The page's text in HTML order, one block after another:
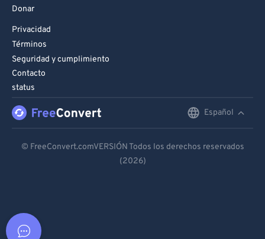
Donar
Privacidad
Términos
Seguridad y cumplimiento
Contacto
status
Español
Español
© FreeConvert.comVERSIÓN Todos los derechos reservados
(2026)